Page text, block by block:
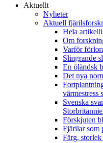
Aktuellt
Nyheter
Aktuell
Hela
Om
Varför
Slingrande
En öländsk
Det nya
värmestress
Svenska
Förskjuten
Fjärilar som
Färg,